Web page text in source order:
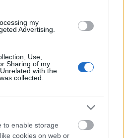
my
Advertising.
Use,
Sharing of my
with the
collected.
to enable storage
cookies on web or
Zsák András fényképes
8. része.
Pongau, Hohe Tauern és